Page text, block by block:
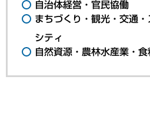
自治体経営・官民協働
まちづくり・観光・交通
シティ
自然資源・農林水産業・